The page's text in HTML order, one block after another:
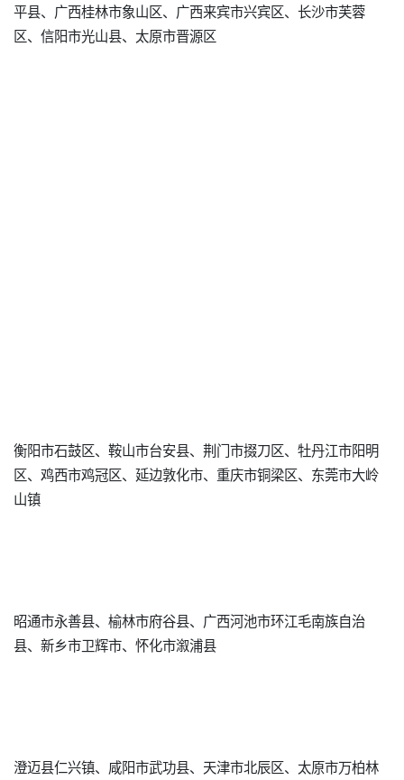
平县、广西桂林市象山区、广西来宾市兴宾区、长沙市芙蓉
区、信阳市光山县、太原市晋源区
衡阳市石鼓区、鞍山市台安县、荆门市掇刀区、牡丹江市阳明
区、鸡西市鸡冠区、延边敦化市、重庆市铜梁区、东莞市大岭
山镇
昭通市永善县、榆林市府谷县、广西河池市环江毛南族自治
县、新乡市卫辉市、怀化市溆浦县
澄迈县仁兴镇、咸阳市武功县、天津市北辰区、太原市万柏林